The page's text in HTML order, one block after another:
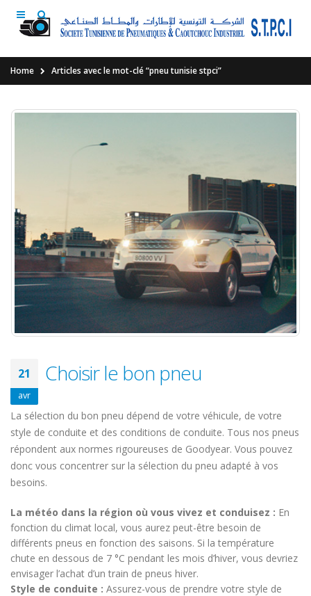
Home Articles avec le mot-clé “pneu tunisie stpci”
21
avr
Choisir le bon pneu
La sélection du bon pneu dépend de votre véhicule, de votre
style de conduite et des conditions de conduite. Tous nos pneus
répondent aux normes rigoureuses de Goodyear. Vous pouvez
donc vous concentrer sur la sélection du pneu adapté à vos
besoins.
La météo dans la région où vous vivez et conduisez : En
fonction du climat local, vous aurez peut-être besoin de
différents pneus en fonction des saisons. Si la température
chute en dessous de 7 °C pendant les mois d’hiver, vous devriez
envisager l’achat d’un train de pneus hiver.
Style de conduite : Assurez-vous de prendre votre style de